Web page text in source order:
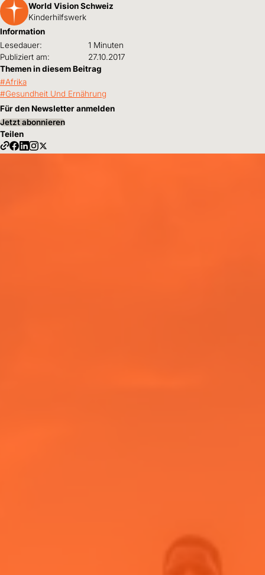
World Vision Schweiz
Kinderhilfswerk
Information
Lesedauer:
1 Minuten
Publiziert am:
27.10.2017
Themen in diesem Beitrag
Afrika
Gesundheit Und Ernährung
Für den Newsletter anmelden
Jetzt abonnieren
Teilen